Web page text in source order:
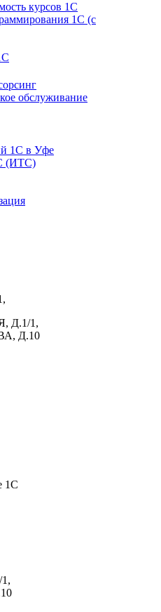
курсов 1С
1С (с
обслуживание
1С в Уфе
(ИТС)
Д.1/1,
Д.10
1С